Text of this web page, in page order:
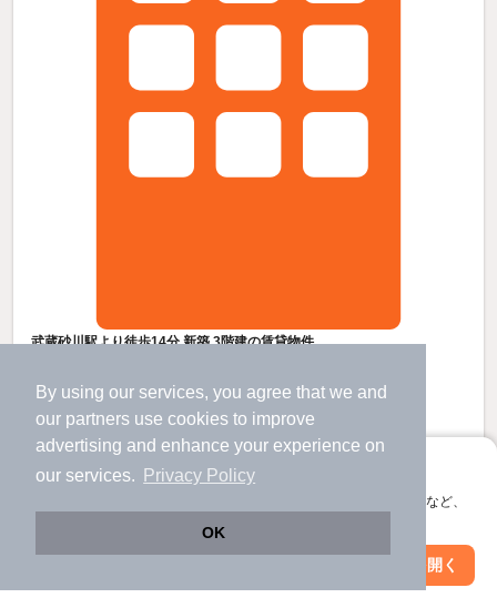
By using our services, you agree that we and
our partners use cookies to improve
advertising and enhance your experience on
our services.
Privacy Policy
OK
アプリに切り替えて、サクサクお部屋探し
会員登録なしですぐ使える。マップ検索やお気に入り保存など、
アプリを開く
武蔵砂川駅より徒歩14分 新築 3階建の賃貸物件
すべての写真
武蔵砂川駅 歩14分 （西武拝島線）
立川南駅 バス
14
東京都立川市砂川町８丁目３４-１０
絞り込み条件を変更